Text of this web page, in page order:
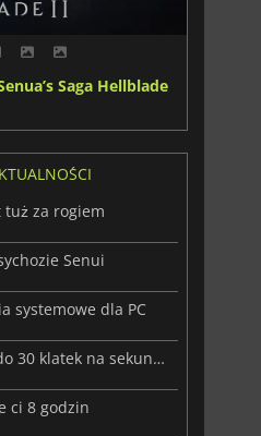
Saga Hellblade
tuż za rogiem
Senui
systemowe dla PC
Hellblade II jest ograniczone do 30 klatek na sekundę na konsolach Xbox
ci 8 godzin